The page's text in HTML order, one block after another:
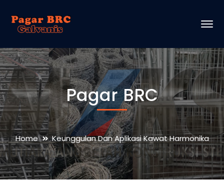
Pagar BRC
Home Keunggulan Dan Aplikasi Kawat Harmonika